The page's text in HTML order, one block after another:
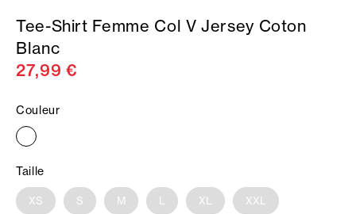
Tee-Shirt Femme Col V Jersey Coton
Blanc
27,99 €
Couleur
Taille
XS S M L XL XXL